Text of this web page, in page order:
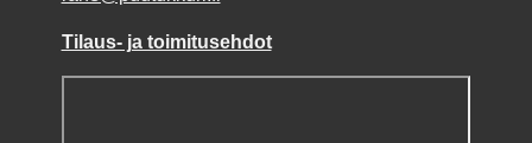
Tilaus- ja toimitusehdot